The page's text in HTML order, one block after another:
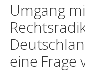
Umgang
eine Frage